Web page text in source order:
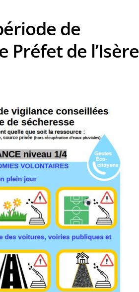
de
Préfet de l’Isère